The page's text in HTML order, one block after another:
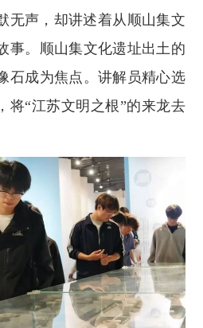
无声，却讲述着从顺山集文
事。顺山集文化遗址出土的
石成为焦点。讲解员精心选
将“江苏文明之根”的来龙去